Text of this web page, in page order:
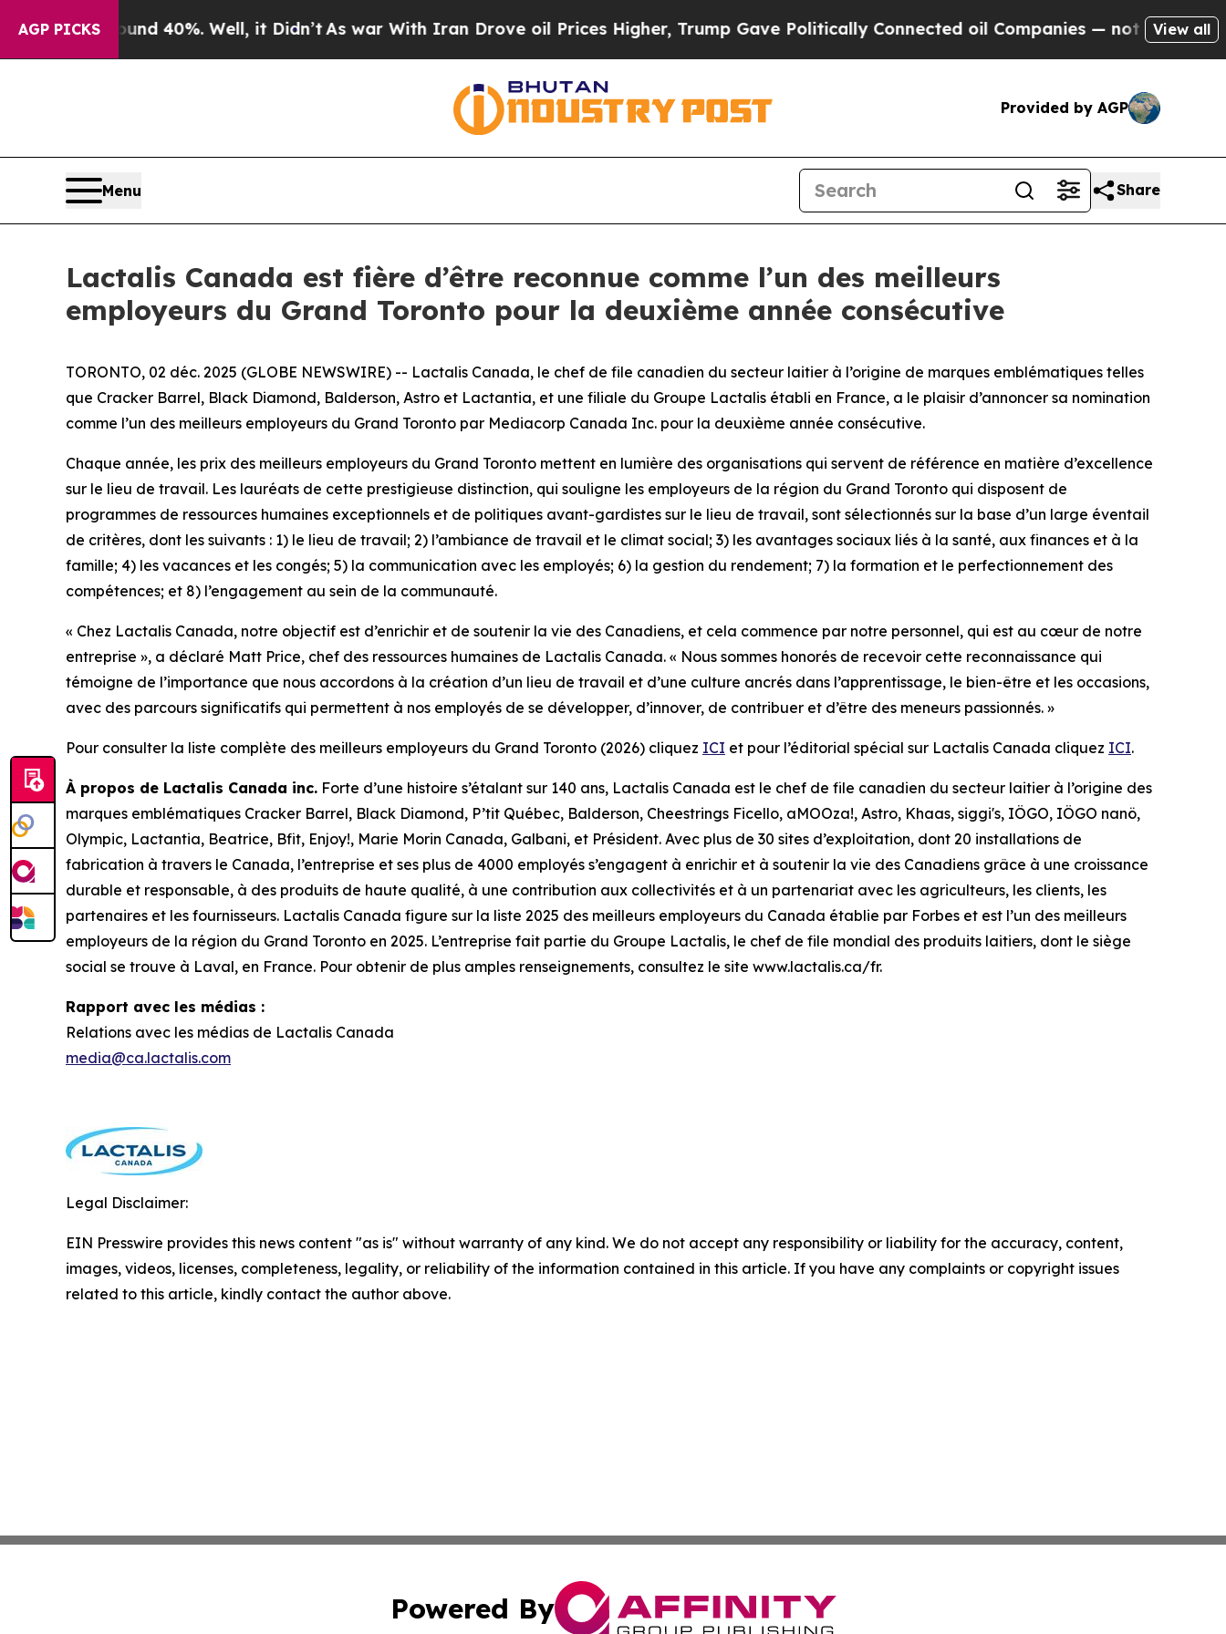
AGP PICKS
Around 40%. Well, it Didn’t As war With Iran Drove oil Prices Higher, Trump Gave Politically Connected oil Companies — not Taxpayers —
View all
Provided by AGP
Menu Share
Lactalis Canada est fière d’être reconnue comme l’un des meilleurs
employeurs du Grand Toronto pour la deuxième année consécutive
TORONTO, 02 déc. 2025 (GLOBE NEWSWIRE) -- Lactalis Canada, le chef de file canadien du secteur laitier à l’origine de marques emblématiques telles
que Cracker Barrel, Black Diamond, Balderson, Astro et Lactantia, et une filiale du Groupe Lactalis établi en France, a le plaisir d’annoncer sa nomination
comme l’un des meilleurs employeurs du Grand Toronto par Mediacorp Canada Inc. pour la deuxième année consécutive.
Chaque année, les prix des meilleurs employeurs du Grand Toronto mettent en lumière des organisations qui servent de référence en matière d’excellence
sur le lieu de travail. Les lauréats de cette prestigieuse distinction, qui souligne les employeurs de la région du Grand Toronto qui disposent de
programmes de ressources humaines exceptionnels et de politiques avant-gardistes sur le lieu de travail, sont sélectionnés sur la base d’un large éventail
de critères, dont les suivants : 1) le lieu de travail; 2) l’ambiance de travail et le climat social; 3) les avantages sociaux liés à la santé, aux finances et à la
famille; 4) les vacances et les congés; 5) la communication avec les employés; 6) la gestion du rendement; 7) la formation et le perfectionnement des
compétences; et 8) l’engagement au sein de la communauté.
« Chez Lactalis Canada, notre objectif est d’enrichir et de soutenir la vie des Canadiens, et cela commence par notre personnel, qui est au cœur de notre
entreprise », a déclaré Matt Price, chef des ressources humaines de Lactalis Canada. « Nous sommes honorés de recevoir cette reconnaissance qui
témoigne de l’importance que nous accordons à la création d’un lieu de travail et d’une culture ancrés dans l’apprentissage, le bien-être et les occasions,
avec des parcours significatifs qui permettent à nos employés de se développer, d’innover, de contribuer et d’être des meneurs passionnés. »
Pour consulter la liste complète des meilleurs employeurs du Grand Toronto (2026) cliquez ICI et pour l’éditorial spécial sur Lactalis Canada cliquez ICI.
À propos de Lactalis Canada inc. Forte d’une histoire s’étalant sur 140 ans, Lactalis Canada est le chef de file canadien du secteur laitier à l’origine des
marques emblématiques Cracker Barrel, Black Diamond, P’tit Québec, Balderson, Cheestrings Ficello, aMOOza!, Astro, Khaas, siggi's, IÖGO, IÖGO nanö,
Olympic, Lactantia, Beatrice, Bfit, Enjoy!, Marie Morin Canada, Galbani, et Président. Avec plus de 30 sites d’exploitation, dont 20 installations de
fabrication à travers le Canada, l’entreprise et ses plus de 4000 employés s’engagent à enrichir et à soutenir la vie des Canadiens grâce à une croissance
durable et responsable, à des produits de haute qualité, à une contribution aux collectivités et à un partenariat avec les agriculteurs, les clients, les
partenaires et les fournisseurs. Lactalis Canada figure sur la liste 2025 des meilleurs employeurs du Canada établie par Forbes et est l’un des meilleurs
employeurs de la région du Grand Toronto en 2025. L’entreprise fait partie du Groupe Lactalis, le chef de file mondial des produits laitiers, dont le siège
social se trouve à Laval, en France. Pour obtenir de plus amples renseignements, consultez le site www.lactalis.ca/fr.
Rapport avec les médias :
Relations avec les médias de Lactalis Canada
media@ca.lactalis.com
Legal Disclaimer:
EIN Presswire provides this news content "as is" without warranty of any kind. We do not accept any responsibility or liability for the accuracy, content,
images, videos, licenses, completeness, legality, or reliability of the information contained in this article. If you have any complaints or copyright issues
related to this article, kindly contact the author above.
Powered By